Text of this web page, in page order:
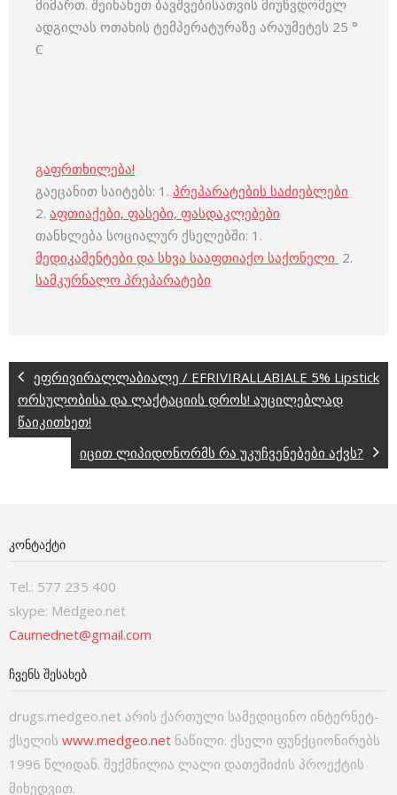
მიმართ. შეინახეთ ბავშვებისათვის მიუწვდომელ
ადგილას ოთახის ტემპერატურაზე არაუმეტეს 25 °
C
გაფრთხილება!
გაეცანით საიტებს: 1. პრეპარატების საძიებლები
2. აფთიაქები, ფასები, ფასდაკლებები
თანხლება სოციალურ ქსელებში: 1.
მედიკამენტები და სხვა სააფთიაქო საქონელი 2.
სამკურნალო პრეპარატები
ეფრივირალლაბიალე / EFRIVIRALLABIALE 5% Lipstick
ორსულობისა და ლაქტაციის დროს! აუცილებლად
წაიკითხეთ!
იცით ლიპიდონორმს რა უკუჩვენებები აქვს?
ᲙᲝᲜᲢᲐᲥᲢᲘ
Tel.: 577 235 400
skype: Medgeo.net
Caumednet@gmail.com
ᲩᲕᲔᲜᲡ ᲨᲔᲡᲐᲮᲔᲑ
drugs.medgeo.net არის ქართული სამედიცინო ინტერნეტ-
ქსელის www.medgeo.net ნაწილი. ქსელი ფუნქციონირებს
1996 წლიდან. შექმნილია ლალი დათეშიძის პროექტის
მიხედვით.